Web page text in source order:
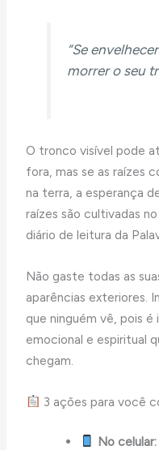
“Se
morrer o seu
O tronco visível pode
fora, mas se as raízes
na terra, a esperança
raízes são cultivadas
diário de leitura da
Não gaste todas as
aparências exteriores.
que ninguém vê, pois
emocional e espiritual
chegam.
3 ações para você
No celular: